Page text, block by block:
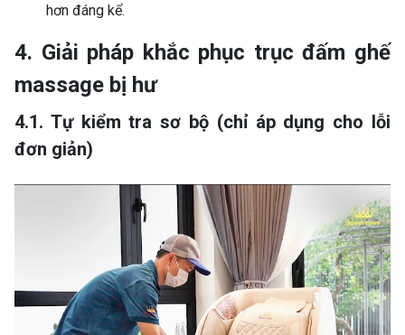
hơn đáng kể.
4. Giải pháp khắc phục trục đấm ghế
massage bị hư
4.1. Tự kiểm tra sơ bộ (chỉ áp dụng cho lỗi
đơn giản)